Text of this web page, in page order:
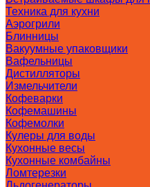
Техника для кухни
Аэрогрили
Блинницы
Вакуумные упаковщики
Вафельницы
Дистилляторы
Измельчители
Кофеварки
Кофемашины
Кофемолки
Кулеры для воды
Кухонные весы
Кухонные комбайны
Ломтерезки